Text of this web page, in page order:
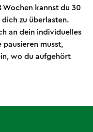
Wochen kannst du 30
zu überlasten.
an dein individuelles
pausieren musst,
wo du aufgehört